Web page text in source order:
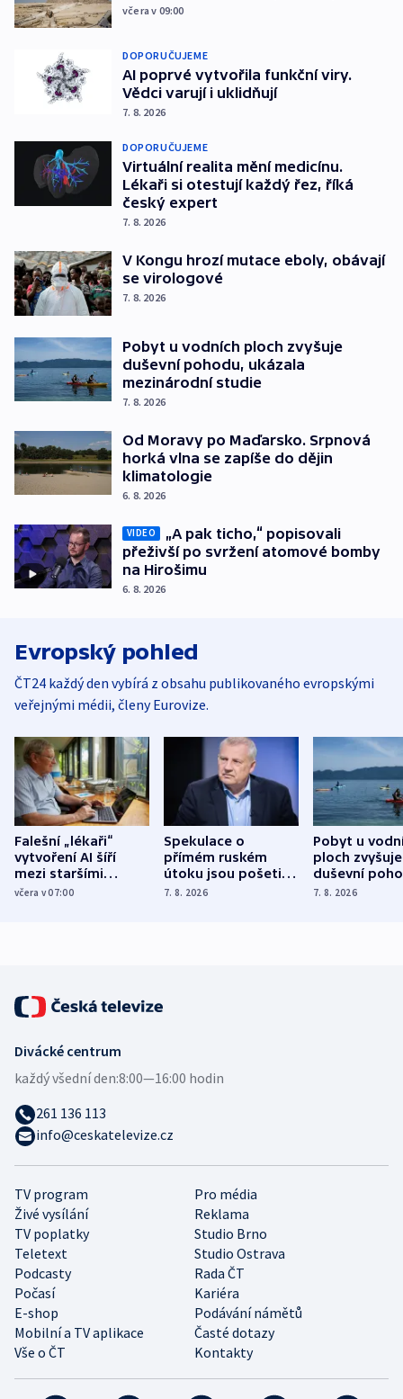
včera v 09:00
DOPORUČUJEME
AI poprvé vytvořila funkční viry.
Vědci varují i uklidňují
7. 8. 2026
DOPORUČUJEME
Virtuální realita mění medicínu.
Lékaři si otestují každý řez, říká
český expert
7. 8. 2026
V Kongu hrozí mutace eboly, obávají
se virologové
7. 8. 2026
Pobyt u vodních ploch zvyšuje
duševní pohodu, ukázala
mezinárodní studie
7. 8. 2026
Od Moravy po Maďarsko. Srpnová
horká vlna se zapíše do dějin
klimatologie
6. 8. 2026
VIDEO
„A pak ticho,“ popisovali
přeživší po svržení atomové bomby
na Hirošimu
6. 8. 2026
Evropský pohled
ČT24 každý den vybírá z obsahu publikovaného evropskými
veřejnými médii, členy Eurovize.
Falešní „lékaři“
vytvoření AI šíří
mezi staršími
Poláky nebezpečné
včera v 07:00
Spekulace o
přímém ruském
útoku jsou pošetilé,
míní estonský
7. 8. 2026
Pobyt u
ploch zvyšuje
duševní
ukázala
7. 8. 2026
TV program
Pro média
Živé vysílání
Reklama
TV poplatky
Studio Brno
Teletext
Studio Ostrava
Podcasty
Rada ČT
Počasí
Kariéra
E-shop
Podávání námětů
Mobilní a TV aplikace
Časté dotazy
Vše o ČT
Kontakty
Divácké centrum
každý všední den:8:00—16:00 hodin
261 136 113
info@ceskatelevize.cz